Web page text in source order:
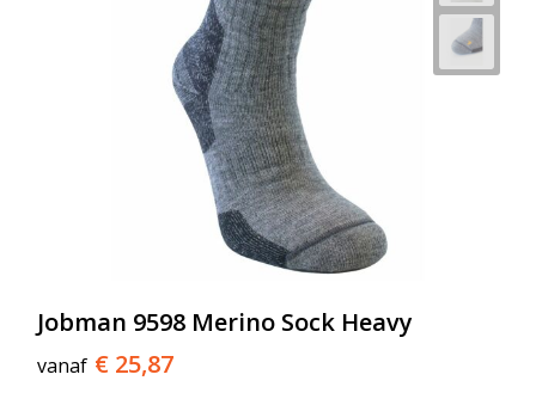
Jobman 9598 Merino Sock Heavy
vanaf € 25,87